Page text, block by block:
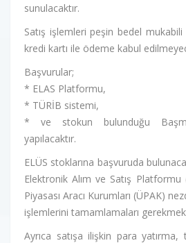
sunulacaktır.
Satış işlemleri peşin bedel
kredi kartı ile ödeme kabul
Başvurular;
* ELAS Platformu,
* TÜRİB sistemi,
* ve stokun bulunduğu
yapılacaktır.
ELÜS stoklarına başvuruda
Elektronik Alım ve Satış
Piyasası Aracı Kurumları (ÜPAK)
işlemlerini tamamlamaları
Ayrıca satışa ilişkin para